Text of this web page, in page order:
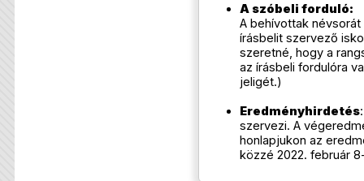
A szóbeli forduló:
A behívottak
írásbelit szervező
szeretné, hogy a
az írásbeli fordulóra
jeligét.)
Eredményhirdetés
szervezi. A
honlapjukon az
közzé 2022. február